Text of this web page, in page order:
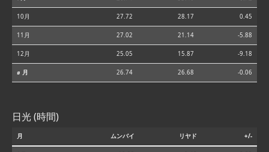
10月 27.72 28.17 0.45
11月 27.02 21.14 -5.88
12月 25.05 15.87 -9.18
⌀ 月 26.74 26.68 -0.06
日光 (時間)
月 ムンバイ リヤド +/-